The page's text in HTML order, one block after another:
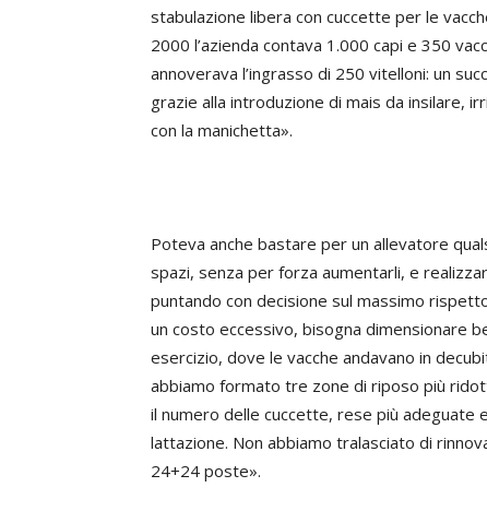
stabulazione libera con cuccette per le
2000 l’azienda contava 1.000 capi e 350
annoverava l’ingrasso di 250 vitelloni: un
grazie alla introduzione di mais da insilare,
con la manichetta».
Poteva anche bastare per un allevatore
spazi, senza per forza aumentarli, e
puntando con decisione sul massimo
un costo eccessivo, bisogna dimensionare
esercizio, dove le vacche andavano in
abbiamo formato tre zone di riposo più
il numero delle cuccette, rese più adeguate
lattazione. Non abbiamo tralasciato di
24+24 poste».